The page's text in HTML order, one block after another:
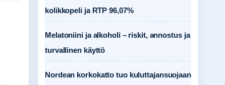
kolikkopeli ja RTP 96,07%
Melatoniini ja alkoholi – riskit, annostus ja
turvallinen käyttö
Nordean korkokatto tuo kuluttajansuojaan